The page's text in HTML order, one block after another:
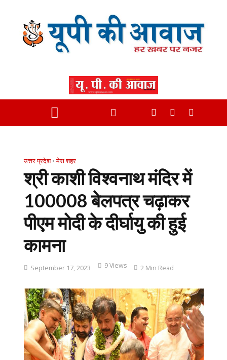
उत्तर प्रदेश • मेरा शहर
श्री काशी विश्वनाथ मंदिर में
100008 बेलपत्र चढ़ाकर
पीएम मोदी के दीर्घायु की हुई
कामना
September 17, 2023 9 Views 2 Min Read